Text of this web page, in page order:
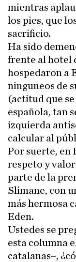
mientras
los pies, que
sacrificio.
Ha sido
frente al hotel
hospedaron a
ninguneos de
(actitud que
española, tan
izquierda
calcular al
Por suerte, en
respeto y
parte de la
Slimane, con
más hermosa
Eden.
Ustedes se
esta columna
catalanas–,